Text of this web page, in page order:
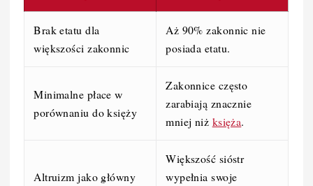
Brak etatu dla
większości zakonnic
Aż 90% zakonnic nie
posiada etatu.
Minimalne płace w
porównaniu do księży
Zakonnice często
zarabiają znacznie
mniej niż księża.
Altruizm jako główny
Większość sióstr
wypełnia swoje